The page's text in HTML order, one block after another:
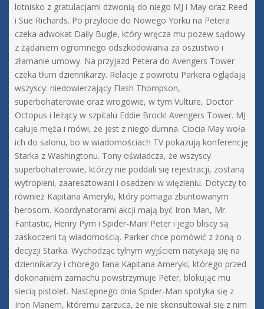
lotnisko z gratulacjami dzwonią do niego MJ i May oraz Reed
i Sue Richards. Po przylocie do Nowego Yorku na Petera
czeka adwokat Daily Bugle, który wręcza mu pozew sądowy
z żądaniem ogromnego odszkodowania za oszustwo i
złamanie umowy. Na przyjazd Petera do Avengers Tower
czeka tłum dziennikarzy. Relacje z powrotu Parkera oglądają
wszyscy: niedowierzający Flash Thompson,
superbohaterowie oraz wrogowie, w tym Vulture, Doctor
Octopus i leżący w szpitalu Eddie Brock! Avengers Tower. MJ
całuje męża i mówi, że jest z niego dumna. Ciocia May woła
ich do salonu, bo w wiadomościach TV pokazują konferencję
Starka z Washingtonu. Tony oświadcza, że wszyscy
superbohaterowie, którzy nie poddali się rejestracji, zostaną
wytropieni, zaaresztowani i osadzeni w więzieniu. Dotyczy to
również Kapitana Ameryki, który pomaga zbuntowanym
herosom. Koordynatorami akcji mają być Iron Man, Mr.
Fantastic, Henry Pym i Spider-Man! Peter i jego bliscy są
zaskoczeni tą wiadomością. Parker chce pomówić z żoną o
decyzji Starka. Wychodząc tylnym wyjściem natykają się na
dziennikarzy i chorego fana Kapitana Ameryki, którego przed
dokonaniem zamachu powstrzymuje Peter, blokując mu
siecią pistolet. Następnego dnia Spider-Man spotyka się z
Iron Manem, któremu zarzuca, że nie skonsultował się z nim